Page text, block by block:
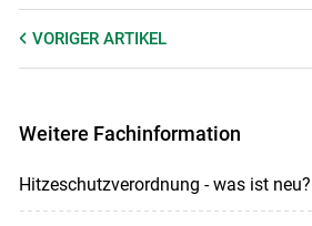
VORIGER ARTIKEL
Weitere Fachinformation
Hitzeschutzverordnung - was ist neu?